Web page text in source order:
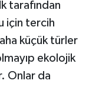
tarafından
için tercih
küçük türler
ekolojik
Onlar da